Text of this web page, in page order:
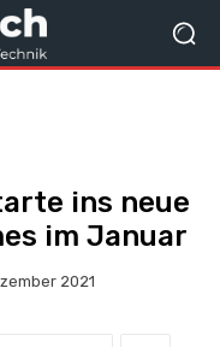
ins neue
im Januar
2021